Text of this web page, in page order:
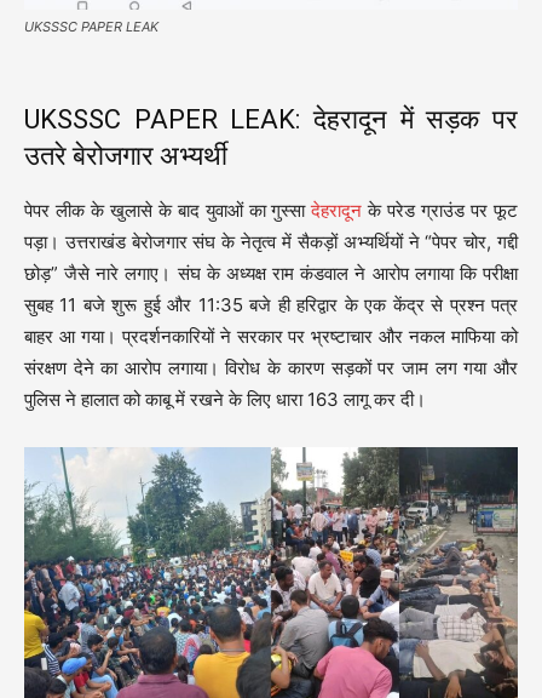
UKSSSC PAPER LEAK
UKSSSC PAPER LEAK: देहरादून में सड़क पर
उतरे बेरोजगार अभ्यर्थी
पेपर लीक के खुलासे के बाद युवाओं का गुस्सादेहरादून के परेड ग्राउंड पर फूट
पड़ा। उत्तराखंड बेरोजगार संघ के नेतृत्व में सैकड़ों अभ्यर्थियों ने “पेपर चोर, गद्दी
छोड़” जैसे नारे लगाए। संघ के अध्यक्ष राम कंडवाल ने आरोप लगाया कि परीक्षा
सुबह 11 बजे शुरू हुई और 11:35 बजे ही हरिद्वार के एक केंद्र से प्रश्न पत्र
बाहर आ गया। प्रदर्शनकारियों ने सरकार पर भ्रष्टाचार और नकल माफिया को
संरक्षण देने का आरोप लगाया। विरोध के कारण सड़कों पर जाम लग गया और
पुलिस ने हालात को काबू में रखने के लिए धारा 163 लागू कर दी।